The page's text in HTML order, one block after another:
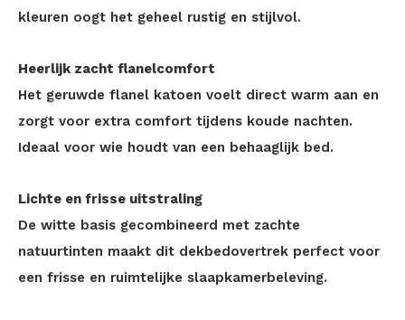
kleuren oogt het geheel rustig en stijlvol.
Heerlijk zacht flanelcomfort
Het geruwde flanel katoen voelt direct warm aan en
zorgt voor extra comfort tijdens koude nachten.
Ideaal voor wie houdt van een behaaglijk bed.
Lichte en frisse uitstraling
De witte basis gecombineerd met zachte
natuurtinten maakt dit dekbedovertrek perfect voor
een frisse en ruimtelijke slaapkamerbeleving.